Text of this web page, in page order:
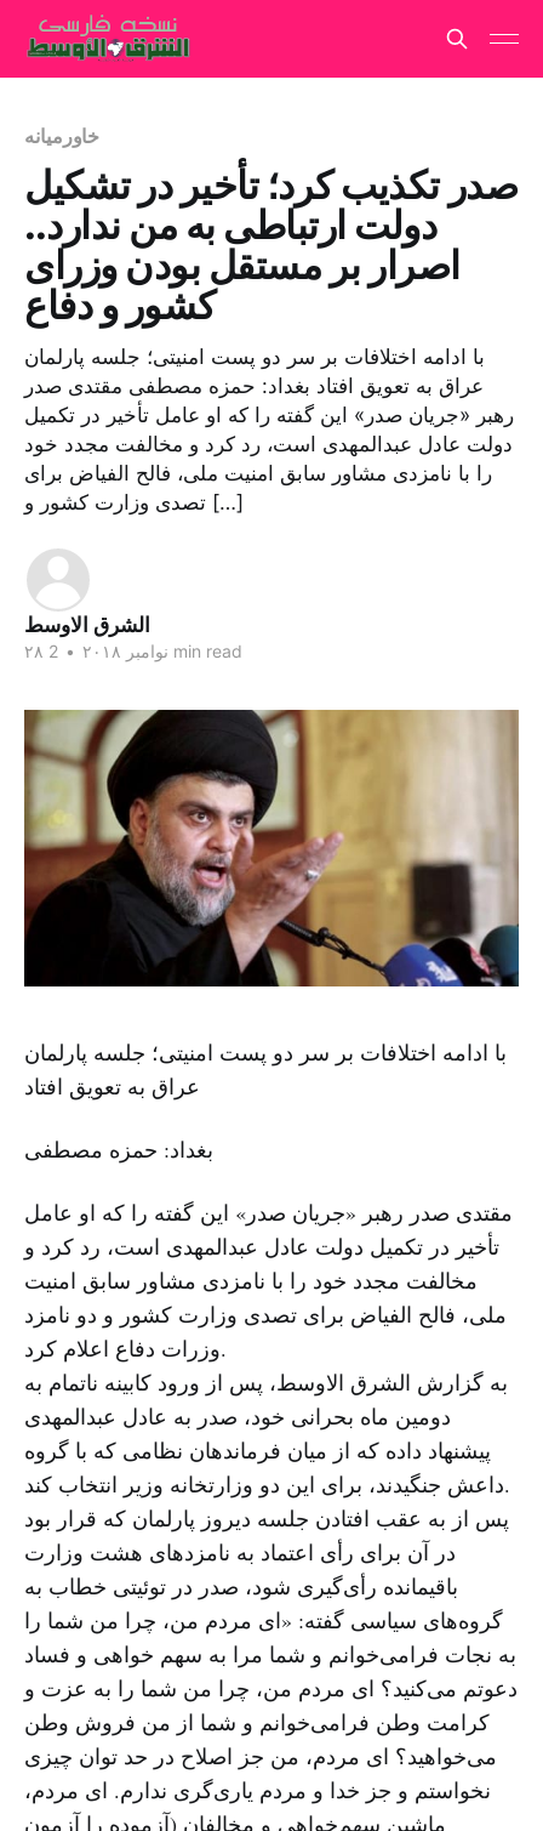
خاورمیانه
صدر تکذیب کرد؛ تأخیر در تشکیل
دولت ارتباطی به من ندارد..
اصرار بر مستقل بودن وزرای
کشور و دفاع
با ادامه اختلافات بر سر دو پست امنیتی؛ جلسه پارلمان
عراق به تعویق افتاد بغداد: حمزه مصطفی مقتدی صدر
رهبر «جریان صدر» این گفته را که او عامل تأخیر در تکمیل
دولت عادل عبدالمهدی است، رد کرد و مخالفت مجدد خود
را با نامزدی مشاور سابق امنیت ملی، فالح الفیاض برای
تصدی وزارت کشور و […]
الشرق الاوسط
۲۸ نوامبر ۲۰۱۸ • 2 min read
با ادامه اختلافات بر سر دو پست امنیتی؛ جلسه پارلمان
عراق به تعویق افتاد
بغداد: حمزه مصطفی
مقتدی صدر رهبر «جریان صدر» این گفته را که او عامل
تأخیر در تکمیل دولت عادل عبدالمهدی است، رد کرد و
مخالفت مجدد خود را با نامزدی مشاور سابق امنیت
ملی، فالح الفیاض برای تصدی وزارت کشور و دو نامزد
وزرات دفاع اعلام کرد.
به گزارش الشرق الاوسط، پس از ورود کابینه ناتمام به
دومین ماه بحرانی خود، صدر به عادل عبدالمهدی
پیشنهاد داده که از میان فرماندهان نظامی که با گروه
داعش جنگیدند، برای این دو وزارتخانه وزیر انتخاب کند.
پس از به عقب افتادن جلسه دیروز پارلمان که قرار بود
در آن برای رأی اعتماد به نامزدهای هشت وزارت
باقیمانده رأی‌گیری شود، صدر در توئیتی خطاب به
گروه‌های سیاسی گفته: «ای مردم من، چرا من شما را
به نجات فرامی‌خوانم و شما مرا به سهم خواهی و فساد
دعوتم می‌کنید؟ ای مردم من، چرا من شما را به عزت و
کرامت وطن فرامی‌خوانم و شما از من فروش وطن
می‌خواهید؟ ای مردم، من جز اصلاح در حد توان چیزی
نخواستم و جز خدا و مردم یاری‌گری ندارم. ای مردم،
ماشین سهم‌خواهی و مخالفان (آزموده را آزمون